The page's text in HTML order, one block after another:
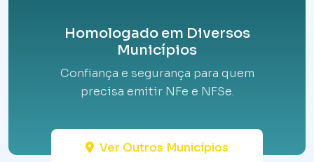
Homologado em Diversos
Municípios
Confiança e segurança para quem
precisa emitir NFe e NFSe.
Ver Outros Municípios